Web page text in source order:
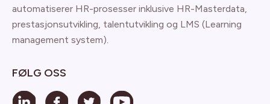
automatiserer HR-prosesser inklusive HR-Masterdata,
prestasjonsutvikling, talentutvikling og LMS (Learning
management system).
FØLG OSS